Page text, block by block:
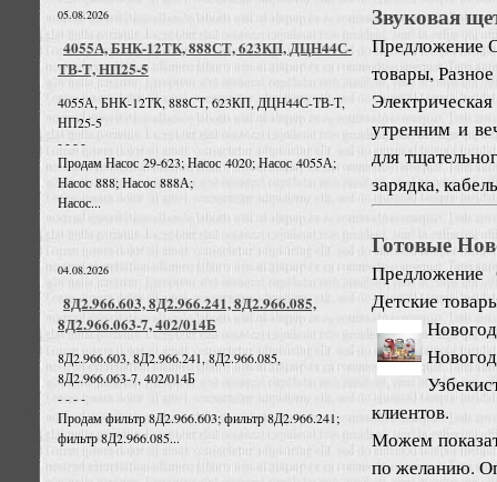
05.08.2026
4055А, БНК-12ТК, 888СТ, 623КП, ДЦН44С-
ТВ-Т, НП25-5
4055А, БНК-12ТК, 888СТ, 623КП, ДЦН44С-ТВ-Т,
НП25-5
- - - -
Продам Насос 29-623; Насос 4020; Насос 4055А;
Насос 888; Насос 888А;
Насос...
04.08.2026
8Д2.966.603, 8Д2.966.241, 8Д2.966.085,
8Д2.966.063-7, 402/014Б
8Д2.966.603, 8Д2.966.241, 8Д2.966.085,
8Д2.966.063-7, 402/014Б
- - - -
Продам фильтр 8Д2.966.603; фильтр 8Д2.966.241;
фильтр 8Д2.966.085...
Звуковая
Предложение
товары, Разное
утренним и
для
зарядка,
Готовые
Предложение
Детские
клиентов.
Можем
по желанию.